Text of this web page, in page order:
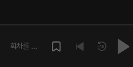
회차를 재